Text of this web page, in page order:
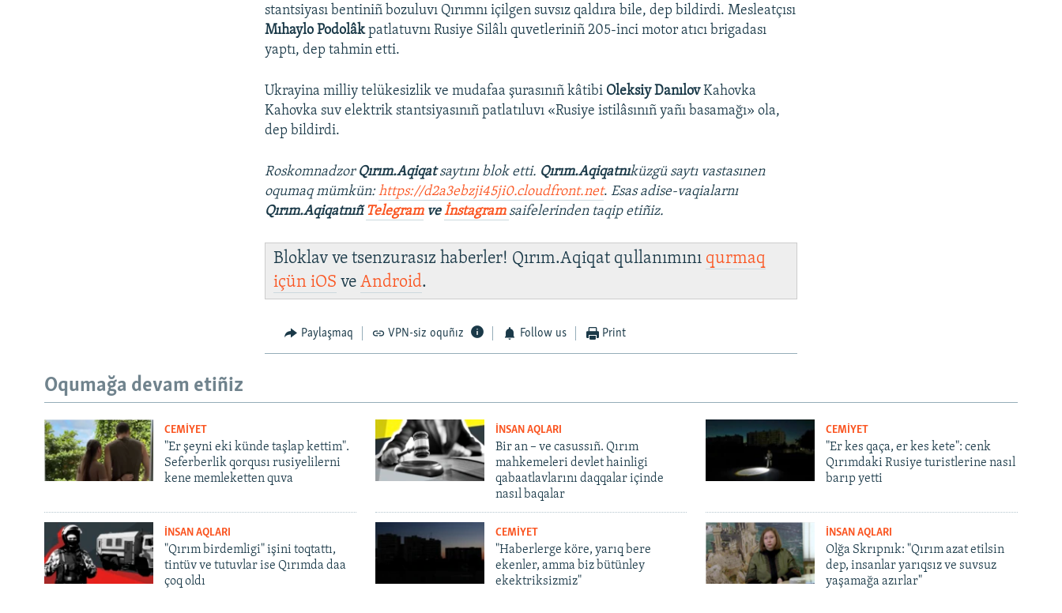
stantsiyası bentiniñ bozuluvı Qırımnı içilgen suvsız qaldıra bile, dep bildirdi. Mesleatçısı
Mıhaylo Podolâkpatlatuvnı Rusiye Silâlı quvetleriniñ 205-inci motor atıcı brigadası
yaptı, dep tahmin etti.
Ukrayina milliy telükesizlik ve mudafaa şurasınıñ kâtibi Oleksiy DanılovKahovka
Kahovka suv elektrik stantsiyasınıñ patlatıluvı «Rusiye istilâsınıñ yañı basamağı» ola,
dep bildirdi.
Roskomnadzor Qırım.Aqiqatsaytını blok etti. Qırım.Aqiqatnıküzgü saytı vastasınen
oqumaq mümkün:https://d2a3ebzji45ji0.cloudfront.net.Esas adise-vaqialarnı
Qırım.Aqiqatnıñ Telegramveİnstagram saifelerinden taqip etiñiz.
Bloklav ve tsenzurasız haberler! Qırım.Aqiqat qullanımını qurmaq
içüniOS veAndroid.
Paylaşmaq VPN-siz oquñız Follow us Print
Oqumağa devam etiñiz
CEMİYET
"Er şeyni eki künde taşlap kettim".
Seferberlik qorqusı rusiyelilerni
kene memleketten quva
İNSAN AQLARI
Bir an – ve casussıñ. Qırım
mahkemeleri devlet hainligi
qabaatlavlarını daqqalar içinde
nasıl baqalar
CEMİYET
"Er kes qaça, er kes kete": cenk
Qırımdaki Rusiye turistlerine nasıl
barıp yetti
İNSAN AQLARI
"Qırım birdemligi" işini toqtattı,
tintüv ve tutuvlar ise Qırımda daa
çoq oldı
CEMİYET
"Haberlerge köre, yarıq bere
ekenler, amma biz bütünley
ekektriksizmiz"
İNSAN AQLARI
Olğa Skrıpnık: "Qırım azat etilsin
dep, insanlar yarıqsız ve suvsuz
yaşamağa azırlar"